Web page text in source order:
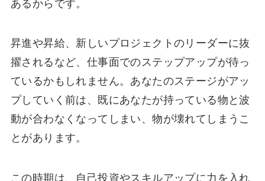
あるからです。
昇進や昇給、新しいプロジェクトのリーダーに抜
擢されるなど、仕事面でのステップアップが待っ
ているかもしれません。あなたのステージがアッ
プしていく前は、既にあなたが持っている物と波
動が合わなくなってしまい、物が壊れてしまうこ
とがあります。
この時期は、自己投資やスキルアップに力を入れ